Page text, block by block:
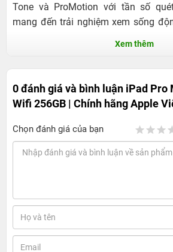
Tone và ProMotion với tần số
mang đến trải nghiệm xem sống
Xem thêm
0 đánh giá và bình luận iPad Pro
Wifi 256GB | Chính hãng Apple
Chọn đánh giá của bạn